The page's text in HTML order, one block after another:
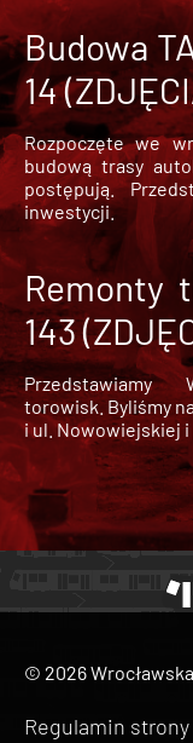
Budowa
14
Rozpoczęte we
budową trasy
postępują.
inwestycji.
Remonty
143
torowisk. Byliśmy
i ul. Nowowiejskiej i
© 2026
Regulamin strony